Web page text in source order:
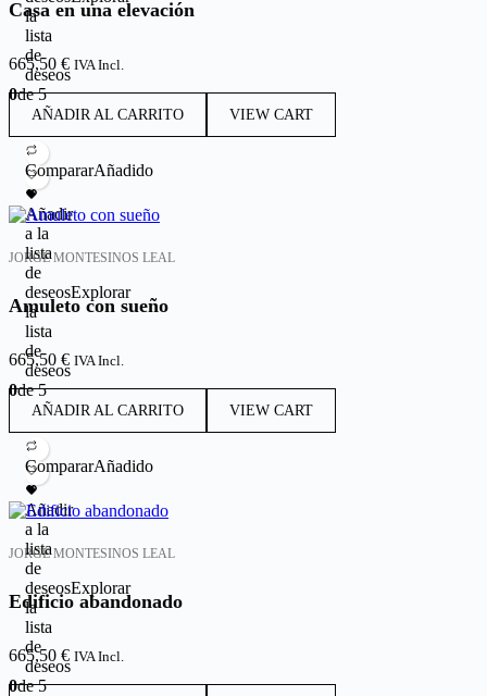
la
lista
de
deseos
Casa en una elevación
665,50 € IVA Incl.
0de 5
AÑADIR AL CARRITO VIEW CART
CompararAñadido
Añadir
a la
lista
de
deseosExplorar
la
lista
de
deseos
JORGE MONTESINOS LEAL
Amuleto con sueño
665,50 € IVA Incl.
0de 5
AÑADIR AL CARRITO VIEW CART
CompararAñadido
Añadir
a la
lista
de
deseosExplorar
la
lista
de
deseos
JORGE MONTESINOS LEAL
Edificio abandonado
665,50 € IVA Incl.
0de 5